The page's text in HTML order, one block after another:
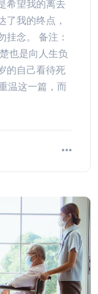
希望我的离去
了我的终点，
挂念。 备注：
也是向人生负
的自己看待死
温这一篇，而